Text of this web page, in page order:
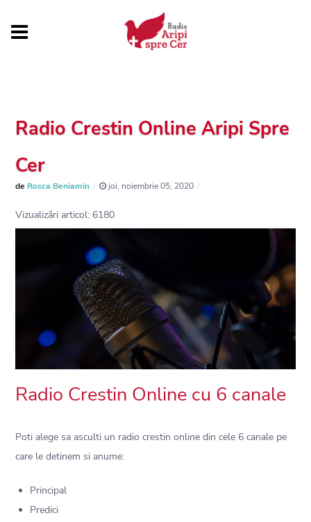
Radio Crestin Online Aripi Spre
Cer
de Rosca Beniamin joi, noiembrie 05, 2020
Vizualizări articol: 6180
Radio Crestin Online cu 6 canale
Poti alege sa asculti un radio crestin online din cele 6 canale pe
care le detinem si anume:
Principal
Predici